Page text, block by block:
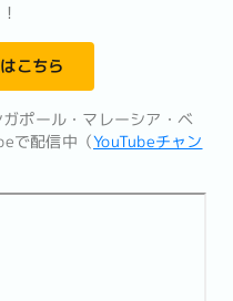
こちら
ポール・マレーシア・ベ
で配信中（YouTubeチャン